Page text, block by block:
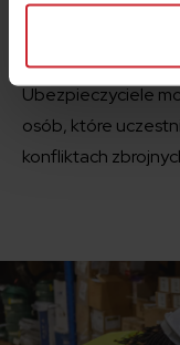
Ubezpieczyciele
osób, które
konfliktach